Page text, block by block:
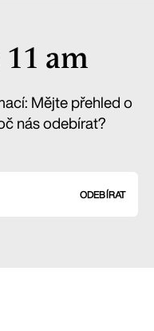
am
Mějte přehled o
nás odebírat?
ODEBÍRAT